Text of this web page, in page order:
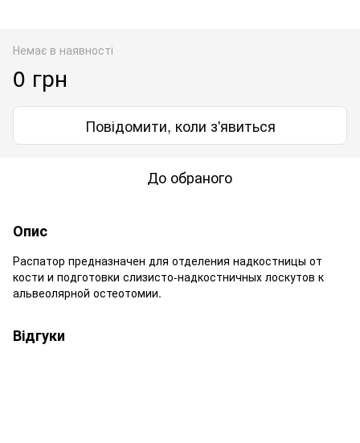
Немає в наявності
0 грн
Повідомити, коли з'явиться
До обраного
Опис
Распатор предназначен для отделения надкостницы от
кости и подготовки слизисто-надкостничных лоскутов к
альвеолярной остеотомии.
Відгуки